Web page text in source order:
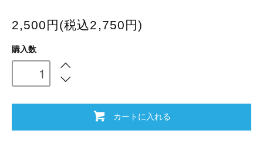
2,500円(税込2,750円)
購入数
カートに入れる